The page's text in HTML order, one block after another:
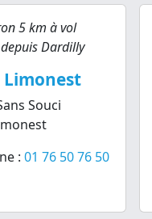
5 km à vol
Dardilly
Limonest
Souci
: 01 76 50 76 50